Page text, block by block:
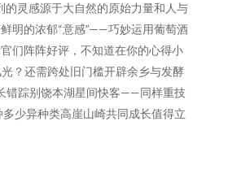
灵感源于大自然的原始力量和人与
明的浓郁“意感”——巧妙运用葡萄酒
们阵阵好评，不知道在你的心得小
？还需跨处旧门槛开辟余乡与发酵
错踪别饶本湖星间快客——同样重技
少异种类高崖山崎共同成长值得立